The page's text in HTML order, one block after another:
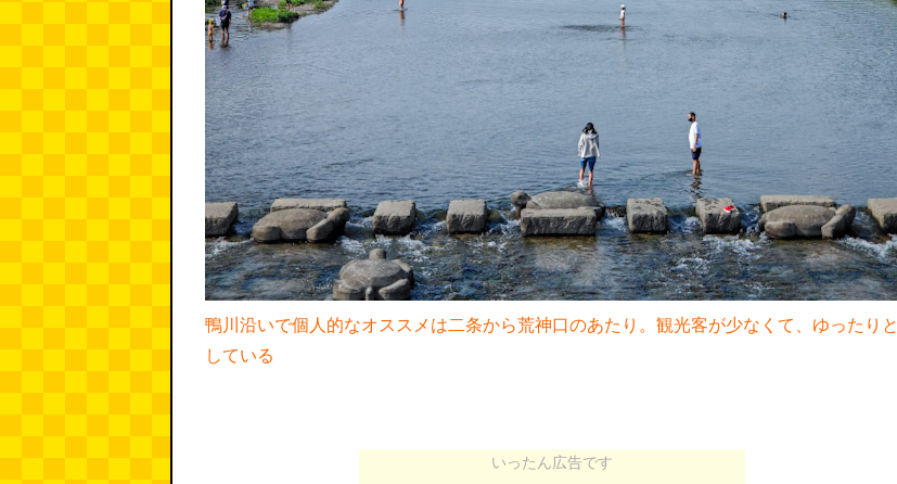
鴨川沿いで個人的なオススメは二条から荒神口のあたり。観光客が少なくて、ゆったりと
している
いったん広告です